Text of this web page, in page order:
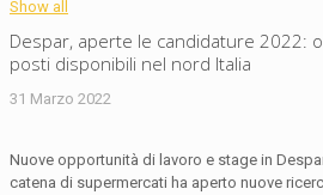
Show all
Despar, aperte le candidature 2022:
posti disponibili nel nord Italia
31 Marzo 2022
Nuove opportunità di lavoro e stage in
catena di supermercati ha aperto nuove